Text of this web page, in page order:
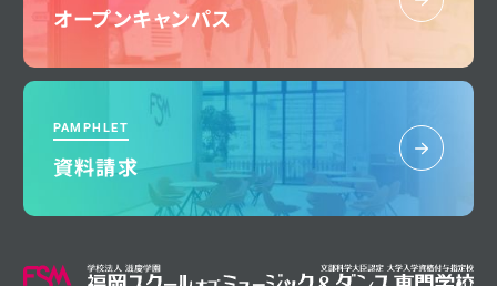
オープンキャンパス
PAMPHLET
資料請求